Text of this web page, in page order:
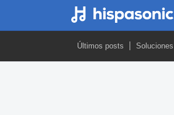
Últimos posts Soluciones